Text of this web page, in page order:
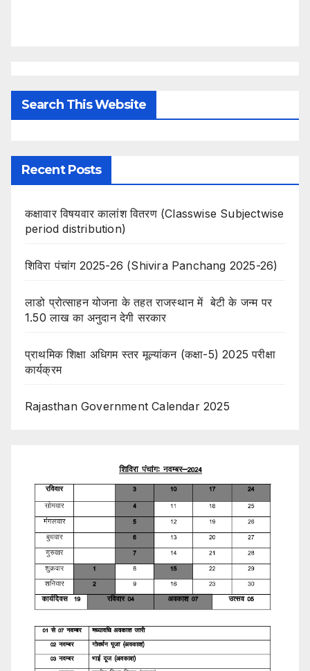
Search This Website
Recent Posts
कक्षावार विषयवार कालांश वितरण (Classwise Subjectwise
period distribution)
शिविरा पंचांग 2025-26 (Shivira Panchang 2025-26)
लाडो प्रोत्साहन योजना के तहत राजस्थान में बेटी के जन्म पर
1.50 लाख का अनुदान देगी सरकार
प्राथमिक शिक्षा अधिगम स्तर मूल्यांकन (कक्षा-5) 2025 परीक्षा
कार्यक्रम
Rajasthan Government Calendar 2025